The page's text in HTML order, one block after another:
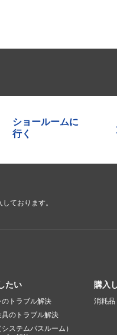
ショールームに
行く
ております。
たい
のトラブル解決
具のトラブル解決
ステムバスルーム）
購入
消耗品